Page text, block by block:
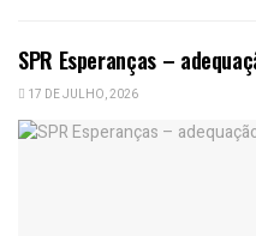
SPR Esperanças –
17 DE JULHO, 2026